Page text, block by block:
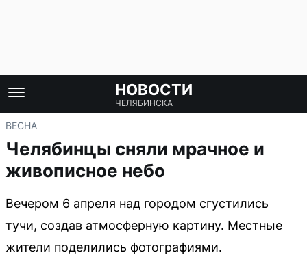
НОВОСТИ
ЧЕЛЯБИНСКА
ВЕСНА
Челябинцы сняли мрачное и
живописное небо
Вечером 6 апреля над городом сгустились
тучи, создав атмосферную картину. Местные
жители поделились фотографиями.